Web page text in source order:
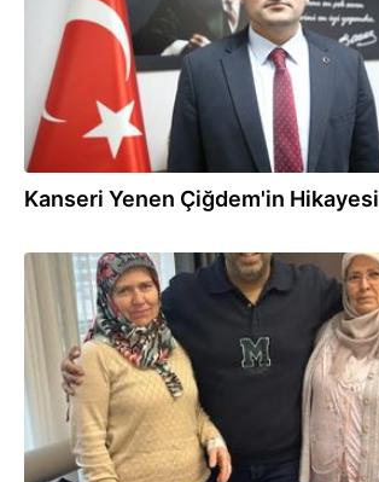
Kanseri Yenen Çiğdem'in Hikayesi
27.02.2026